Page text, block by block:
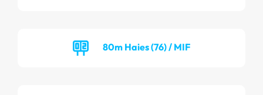
80m Haies (76) / MIF